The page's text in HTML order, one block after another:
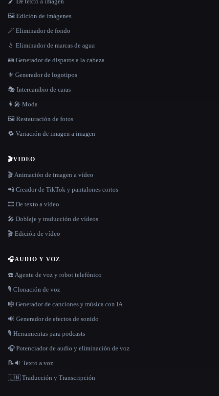
🖼️ Edición de imágenes
🪄 Eliminador de fondo
💧 Eliminador de marcas de agua
🪪 Generador de disparos a la cabeza
⚜️ Generador de logotipos
🎭 Intercambio de caras
👩‍🎤 Moda
🖼️ Restauración de fotos
🔁 Variación de imagen a imagen
🎬VIDEO
🎬 Animación de imagen a vídeo
📲 Creador de TikTok y pantalones cortos
🎞️ De texto a vídeo
🎤 Doblaje y traducción de vídeos
🎬 Edición de vídeo
🎧AUDIO Y VOZ
☎️ Agente de voz y robot telefónico
🎙️ Clonación de voz
🎼 Generador de canciones y música con IA
🔊 Generador de efectos de sonido
🎙️ Herramientas para podcasts
🎧 Potenciador de audio y eliminación de voz
📝🔉 Texto a voz
🇺🇳 Traducción y Transcripción